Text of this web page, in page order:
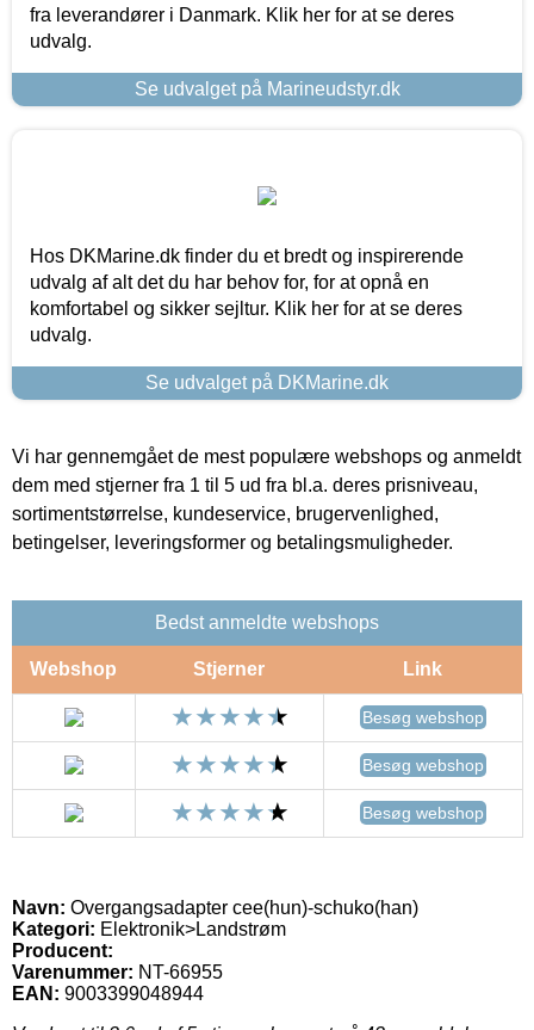
fra leverandører i Danmark. Klik her for at se deres
udvalg.
Se udvalget på Marineudstyr.dk
Hos DKMarine.dk finder du et bredt og inspirerende
udvalg af alt det du har behov for, for at opnå en
komfortabel og sikker sejltur. Klik her for at se deres
udvalg.
Se udvalget på DKMarine.dk
Vi har gennemgået de mest populære webshops og anmeldt
dem med stjerner fra 1 til 5 ud fra bl.a. deres prisniveau,
sortimentstørrelse, kundeservice, brugervenlighed,
betingelser, leveringsformer og betalingsmuligheder.
Bedst anmeldte webshops
Webshop Stjerner Link
Besøg webshop
Besøg webshop
Besøg webshop
Navn: Overgangsadapter cee(hun)-schuko(han)
Kategori: Elektronik>Landstrøm
Producent:
Varenummer: NT-66955
EAN: 9003399048944